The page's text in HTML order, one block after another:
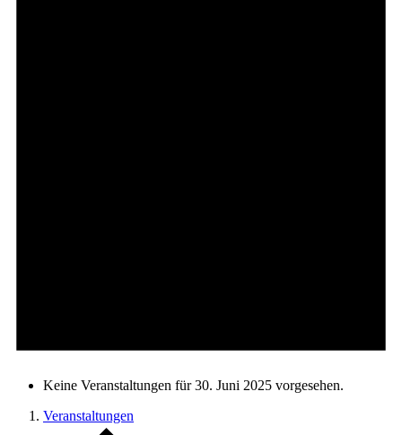
Keine Veranstaltungen für 30. Juni 2025 vorgesehen.
Veranstaltungen